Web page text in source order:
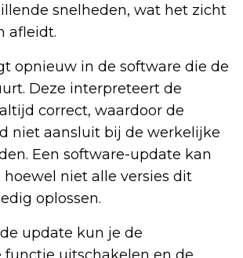
snelheden, wat het zicht
afleidt.
opnieuw in de software die de
Deze interpreteert de
correct, waardoor de
niet aansluit bij de werkelijke
Een software-update kan
niet alle versies dit
oplossen.
update kun je de
uitschakelen en de